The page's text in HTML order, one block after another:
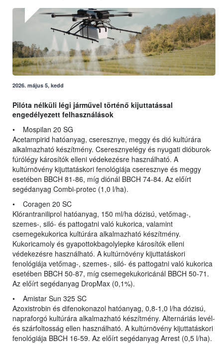
2026. május 5, kedd
Pilóta nélküli légi járművel történő kijuttatással
engedélyezett felhasználások
• Mospilan 20 SG
Acetampirid hatóanyag, cseresznye, meggy és dió kultúrára
alkalmazható készítmény. Cseresznyelégy és nyugati dióburok-
fúrólégy károsítók elleni védekezésre használható. A
kultúrnövény kijuttatáskori fenológiája cseresznye és meggy
esetében BBCH 81-86, míg diónál BBCH 74-84. Az előírt
segédanyag Combi-protec (1,0 l/ha).
• Coragen 20 SC
Klórantraniliprol hatóanyag, 150 ml/ha dózisú, vetőmag-,
szemes-, siló- és pattogatni való kukorica, valamint
csemegekukorica kultúrára alkalmazható készítmény.
Kukoricamoly és gyapottokbagolylepke károsítók elleni
védekezésre használható. A kultúrnövény kijuttatáskori
fenológiája vetőmag-, szemes-, siló- és pattogatni való kukorica
esetében BBCH 50-87, míg csemegekukoricánál BBCH 50-71.
Az előírt segédanyag DropMax (0,1%).
• Amistar Sun 325 SC
Azoxistrobin és difenokonazol hatóanyag, 0,8-1,0 l/ha dózisú,
napraforgó kultúrára alkalmazható készítmény. Alternáriás levél-
és szárfoltosság ellen használható. A kultúrnövény kijuttatáskori
fenológiája BBCH 16-59. Az előírt segédanyag Arrest (0,5 l/ha).